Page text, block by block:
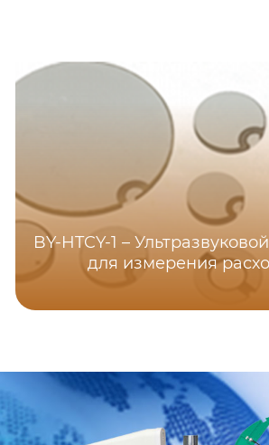
BY-HTCY-1 –
для измерения